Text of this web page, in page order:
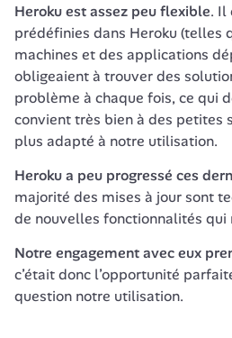
Heroku est assez peu flexible. Il
prédéfinies dans Heroku (telles
machines et des applications
obligeaient à trouver des
problème à chaque fois, ce qui
convient très bien à des petites
plus adapté à notre utilisation.
Heroku a peu progressé ces
majorité des mises à jour sont
de nouvelles fonctionnalités qui
Notre engagement avec eux
c’était donc l’opportunité
question notre utilisation.